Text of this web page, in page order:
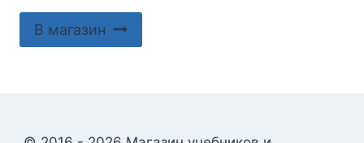
В магазин